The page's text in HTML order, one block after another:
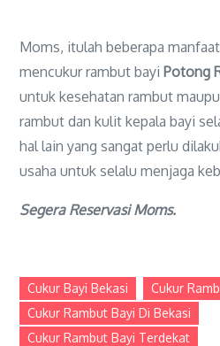
Moms, itulah beberapa
mencukur rambut bayi Potong
untuk kesehatan rambut
rambut dan kulit kepala bayi
hal lain yang sangat perlu
usaha untuk selalu menjaga
Segera Reservasi Moms.
Cukur Bayi Bekasi
Cukur
Cukur Rambut Bayi Di Bekasi
Cukur Rambut Bayi Terdekat